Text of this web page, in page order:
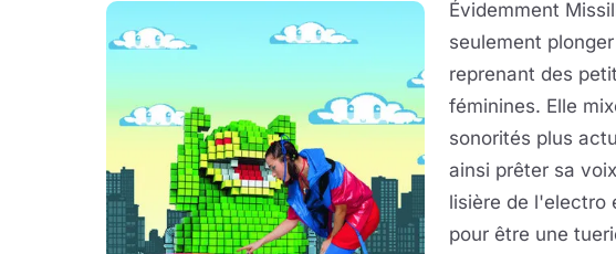
Évidemment
seulement
reprenant des
féminines. Elle
sonorités plus
ainsi prêter sa
lisière de l'electro
pour être une